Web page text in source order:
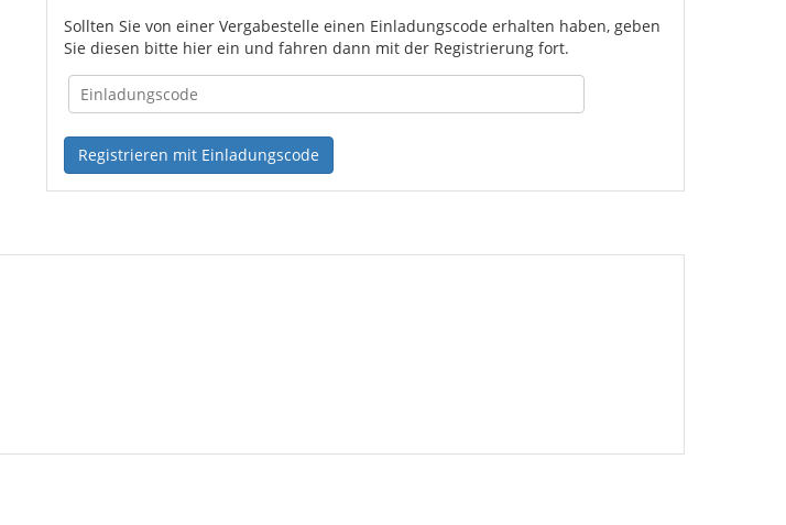
Sollten Sie von einer Vergabestelle einen Einladungscode erhalten haben, geben
Sie diesen bitte hier ein und fahren dann mit der Registrierung fort.